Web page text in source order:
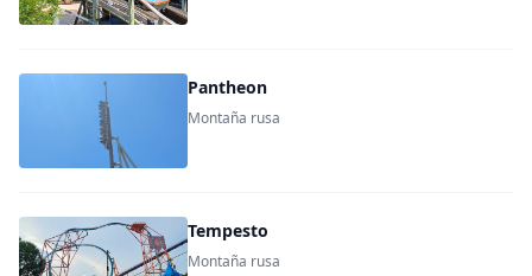
Pantheon
Montaña rusa
Tempesto
Montaña rusa